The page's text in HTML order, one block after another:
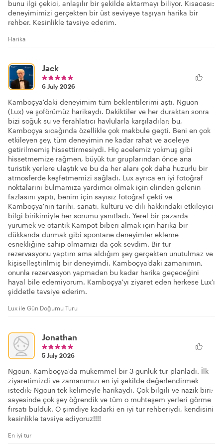
bunu ilgi çekici, anlaşılır bir şekilde aktarmayı biliyor. Kısacası:
deneyimimizi gerçekten bir üst seviyeye taşıyan harika bir
rehber. Kesinlikle tavsiye ederim.
Harika
Jack
6 July 2026
Kamboçya'daki deneyimim tüm beklentilerimi aştı. Nguon
(Lux) ve şoförümüz harikaydı. Dakiktiler ve her duraktan sonra
bizi soğuk su ve ferahlatıcı havlularla karşıladılar; bu,
Kamboçya sıcağında özellikle çok makbule geçti. Beni en çok
etkileyen şey, tüm deneyimin ne kadar rahat ve aceleye
getirilmemiş hissettirmesiydi. Hiç acelemiz yokmuş gibi
hissetmemize rağmen, büyük tur gruplarından önce ana
turistik yerlere ulaştık ve bu da her alanı çok daha huzurlu bir
atmosferde keşfetmemizi sağladı. Lux ayrıca en iyi fotoğraf
noktalarını bulmamıza yardımcı olmak için elinden gelenin
fazlasını yaptı, benim için sayısız fotoğraf çekti ve
Kamboçya'nın tarihi, sanatı, kültürü ve dili hakkındaki etkileyici
bilgi birikimiyle her sorumu yanıtladı. Yerel bir pazarda
yürümek ve otantik Kampot biberi almak için harika bir
dükkanda durmak gibi spontane deneyimler ekleme
esnekliğine sahip olmamızı da çok sevdim. Bir tur
rezervasyonu yaptım ama aldığım şey gerçekten unutulmaz ve
kişiselleştirilmiş bir deneyimdi. Kamboçya'daki zamanımın,
onunla rezervasyon yapmadan bu kadar harika geçeceğini
hayal bile edemiyorum. Kamboçya'yı ziyaret eden herkese Lux'ı
şiddetle tavsiye ederim.
Lux ile Gün Doğumu Turu
Jonathan
5 July 2026
Ngoun, Kamboçya'da mükemmel bir 3 günlük tur planladı. İlk
ziyaretimizdi ve zamanımızı en iyi şekilde değerlendirmek
istedik; Ngoun tek kelimeyle harikaydı. Çok bilgili ve nazik biri;
sayesinde çok şey öğrendik ve tüm o muhteşem yerleri görme
fırsatı bulduk. O şimdiye kadarki en iyi tur rehberiydi, kendisini
kesinlikle tavsiye ediyoruz!!!!
En iyi tur